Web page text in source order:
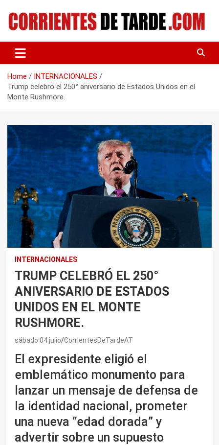
content
CORRIENTES DE TARDE
Home
INTERNACIONALES
Trump celebró el 250° aniversario de Estados Unidos en el
Monte Rushmore.
INTERNACIONALES
TRUMP CELEBRÓ EL 250°
ANIVERSARIO DE ESTADOS
UNIDOS EN EL MONTE
RUSHMORE.
sábado 04 julio CorrientesDeTardeAT
El expresidente eligió el
emblemático monumento para
lanzar un mensaje de defensa de
la identidad nacional, prometer
una nueva “edad dorada” y
advertir sobre un supuesto